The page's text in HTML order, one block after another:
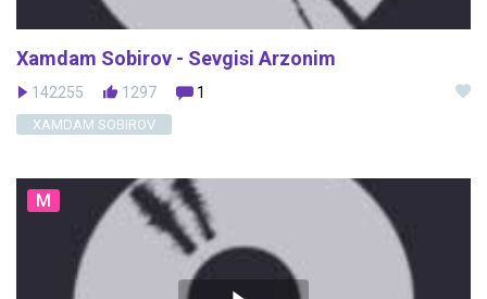
Xamdam Sobirov - Sevgisi Arzonim
142255 1297 1
XAMDAM SOBIROV
M